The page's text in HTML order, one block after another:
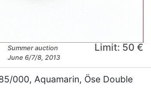
Summer auction
June 6/7/8, 2013
Limit: 50 €
000, Aquamarin, Öse Double